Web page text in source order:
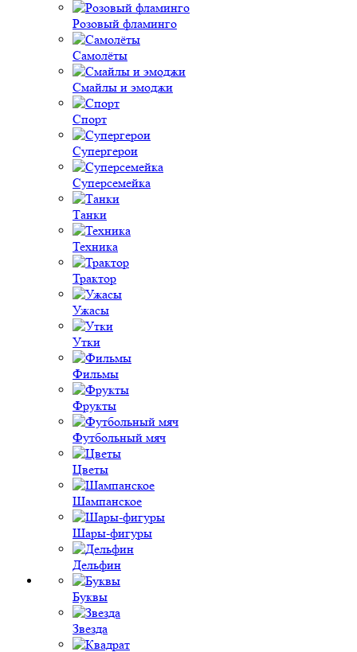
Розовый фламинго
Самолёты
Смайлы и эмоджи
Спорт
Супергерои
Суперсемейка
Танки
Техника
Трактор
Ужасы
Утки
Фильмы
Фрукты
Футбольный мяч
Цветы
Шампанское
Шары-фигуры
Дельфин
Буквы
Звезда